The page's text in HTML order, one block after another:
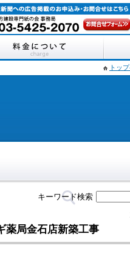
トッ
キーワード検索
薬局金石店新築工事